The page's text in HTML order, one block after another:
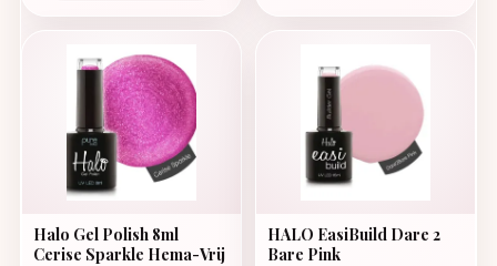
Halo Gel Polish 8ml
Cerise Sparkle Hema-Vrij
HALO EasiBuild Dare 2
Bare Pink